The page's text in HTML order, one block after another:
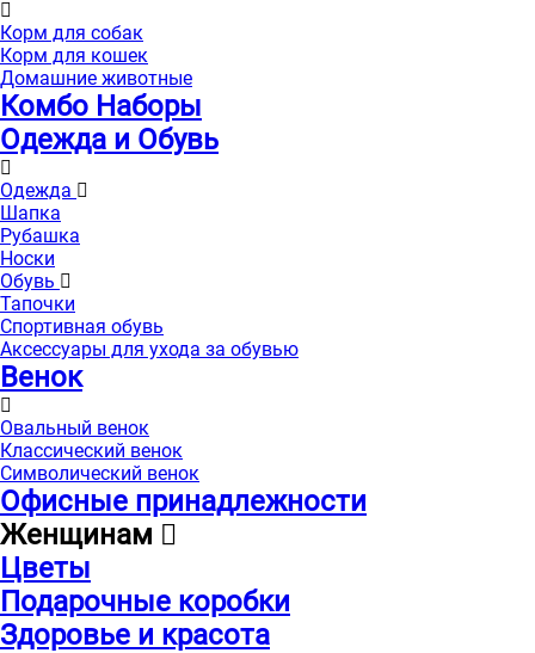
Корм для собак
Корм для кошек
Домашние животные
Комбо Наборы
Одежда и Обувь
Одежда
Шапка
Рубашка
Носки
Обувь
Тапочки
Спортивная обувь
Аксессуары для ухода за обувью
Венок
Овальный венок
Классический венок
Символический венок
Офисные принадлежности
Женщинам
Цветы
Подарочные коробки
Здоровье и красота